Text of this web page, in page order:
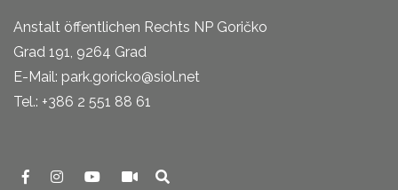
Anstalt öffentlichen Rechts NP Goričko
Grad 191, 9264 Grad
E-Mail: park.goricko@siol.net
Tel.: +386 2 551 88 61